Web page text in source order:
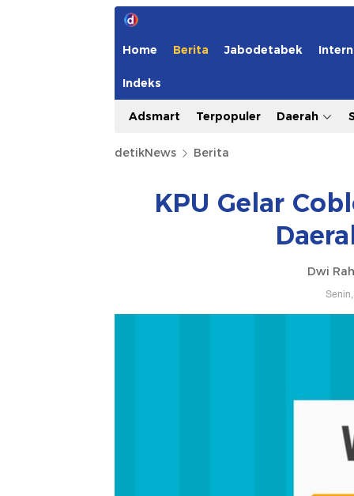
Home Berita Jabodetabek
Indeks
Adsmart Terpopuler Daerah
detikNews Berita
KPU Gelar
Dwi